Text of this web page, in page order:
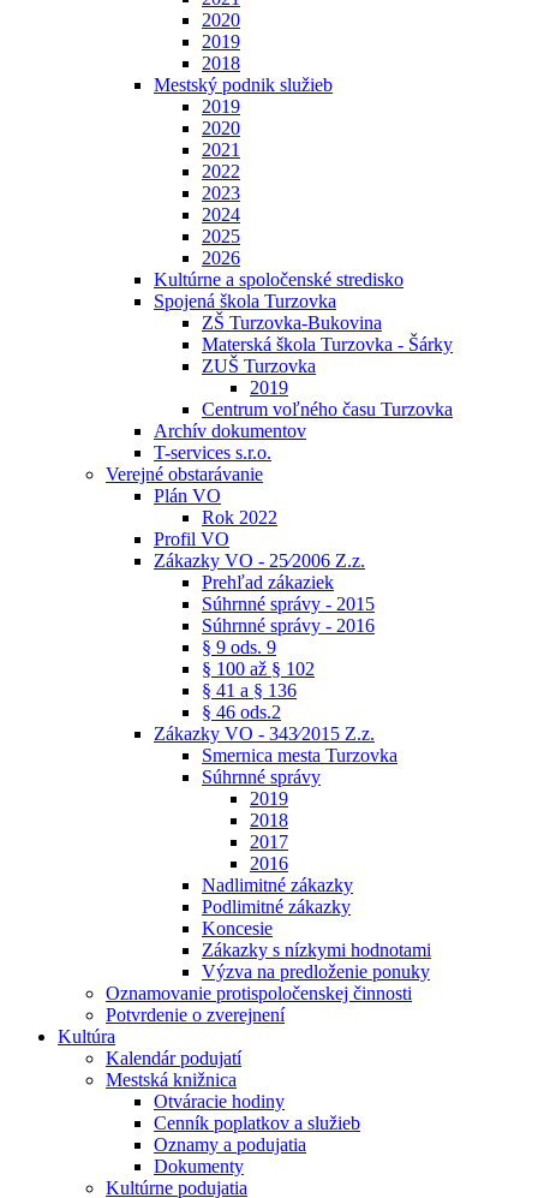
2020
2019
2018
Mestský podnik služieb
2019
2020
2021
2022
2023
2024
2025
2026
Kultúrne a spoločenské stredisko
Spojená škola Turzovka
ZŠ Turzovka-Bukovina
Materská škola Turzovka - Šárky
ZUŠ Turzovka
2019
Centrum voľného času Turzovka
Archív dokumentov
T-services s.r.o.
Verejné obstarávanie
Plán VO
Rok 2022
Profil VO
Zákazky VO - 25⁄2006 Z.z.
Prehľad zákaziek
Súhrnné správy - 2015
Súhrnné správy - 2016
§ 9 ods. 9
§ 100 až § 102
§ 41 a § 136
§ 46 ods.2
Zákazky VO - 343⁄2015 Z.z.
Smernica mesta Turzovka
Súhrnné správy
2019
2018
2017
2016
Nadlimitné zákazky
Podlimitné zákazky
Koncesie
Zákazky s nízkymi hodnotami
Výzva na predloženie ponuky
Oznamovanie protispoločenskej činnosti
Potvrdenie o zverejnení
Kultúra
Kalendár podujatí
Mestská knižnica
Otváracie hodiny
Cenník poplatkov a služieb
Oznamy a podujatia
Dokumenty
Kultúrne podujatia